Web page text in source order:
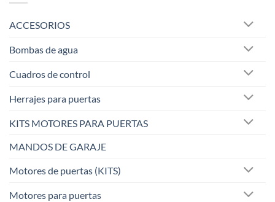
Las
opciones
pueden
en
página
producto
ACCESORIOS
Bombas de agua
Cuadros de control
Herrajes para puertas
KITS MOTORES PARA PUERTAS
MANDOS DE GARAJE
Motores de puertas (KITS)
Motores para puertas